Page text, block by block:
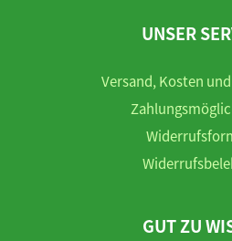
UNSER
Versand, Kosten
GUT ZU